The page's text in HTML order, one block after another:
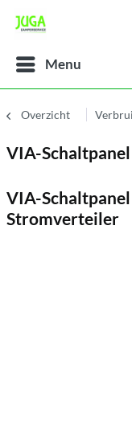
Menu
Overzicht
VIA-Schaltpanel
VIA-
Stromverteiler